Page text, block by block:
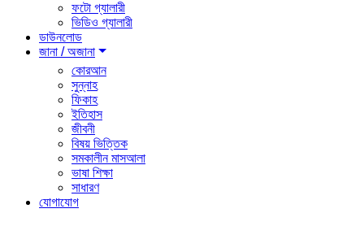
ফটো গ্যালারী
ভিডিও গ্যালারী
ডাউনলোড
জানা / অজানা
কোরআন
সুন্নাহ
ফিকাহ
ইতিহাস
জীবনী
বিষয় ভিত্তিক
সমকালীন মাসআলা
ভাষা শিক্ষা
সাধারণ
যোগাযোগ